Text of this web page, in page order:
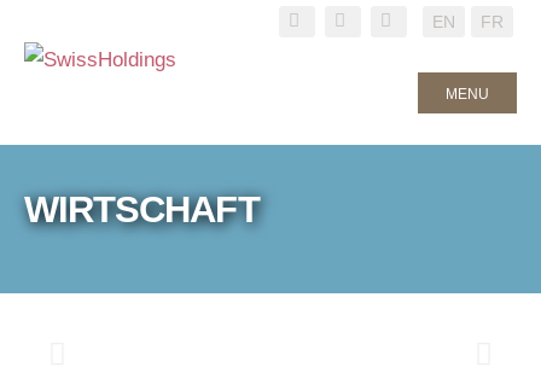
EN FR
MENU
WIRTSCHAFT
Schweiz - EU
Mit dem Vertragspaket «Bilaterale III» sollen die
Beziehungen zwischen der Schweiz und der EU